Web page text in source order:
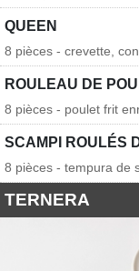
QUEEN
8 pièces - crevette,
ROULEAU DE
8 pièces - poulet frit
SCAMPI ROULÉS
8 pièces - tempura de
TERNERA